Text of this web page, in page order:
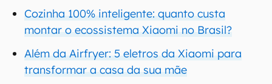
Cozinha 100% inteligente: quanto custa
montar o ecossistema Xiaomi no Brasil?
Além da Airfryer: 5 eletros da Xiaomi para
transformar a casa da sua mãe